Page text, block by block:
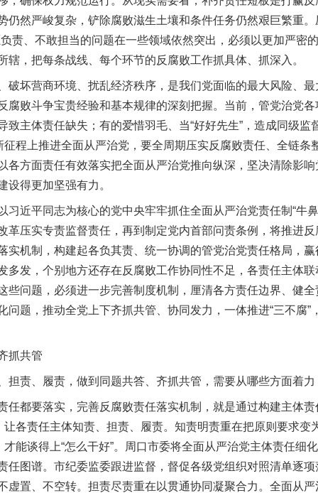
仍然严峻复杂，铲除腐败滋生土壤和条件任务仍然艰巨繁重
责、不敢担当的问题在一些领域依然突出，必须以更加严密
辖，把每条战线、每个环节的反腐败工作抓具体、抓深入。
营商环境、扰乱经济秩序，是我们党面临的最大风险、最
腐败斗争宝贵经验和基本规律的深刻把握。当前，管党治党
致主体责任缺失；有的爱惜羽毛、当“好好先生”，造成同级监
征程上推进全面从严治党，要全周期压实反腐败责任、全链条
各方面责任有效落实把全面从严治党推向纵深，坚决清除影
设得更加坚强有力。
平同志为核心的党中央牢牢抓住全面从严治党责任制“牛鼻
革压实专责监督责任，再到制定党内首部问责条例，将推进
实机制，构建起各负其责、统一协调的管党治党责任格局，赢
多发，个别地方还存在反腐败工作协同性不足，各责任主体
些问题，必须进一步完善制度机制，厘清各方责任边界、健
问题，推动全党上下齐抓共管、协同发力，一体推进“三不腐”
抓共管
、履责，做到同题共答、齐抓共管，需要从哪些方面着力
要落实，完善反腐败责任落实机制，就是通过构建主体责
让各责任主体知责、担责、履责。知责明责重在把原则要求变
才能谈得上“怎么干好”。周口市委将全面从严治党主体责任细
任图谱。市纪委监委跟进监督，督促各级党组织对照清单逐项
虚置、不空转。担责尽责重在以贯通协同凝聚合力。全面从